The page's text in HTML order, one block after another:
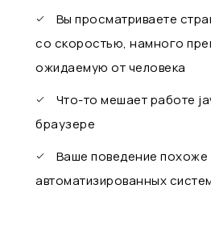
Вы просматриваете
со скоростью, намного
ожидаемую от человека
Что-то мешает работе
браузере
Ваше поведение похоже
автоматизированных